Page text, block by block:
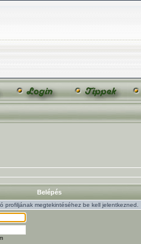
Belépés
profiljának megtekintéséhez be kell jelentkezned.